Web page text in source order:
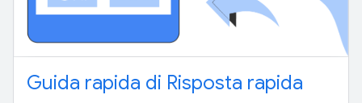
Guida rapida di Risposta rapida